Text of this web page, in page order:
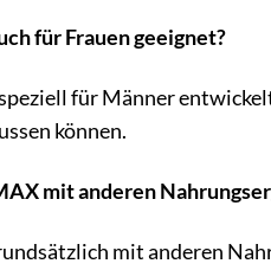
für Frauen geeignet?
für Männer
können.
mit anderen
mit anderen